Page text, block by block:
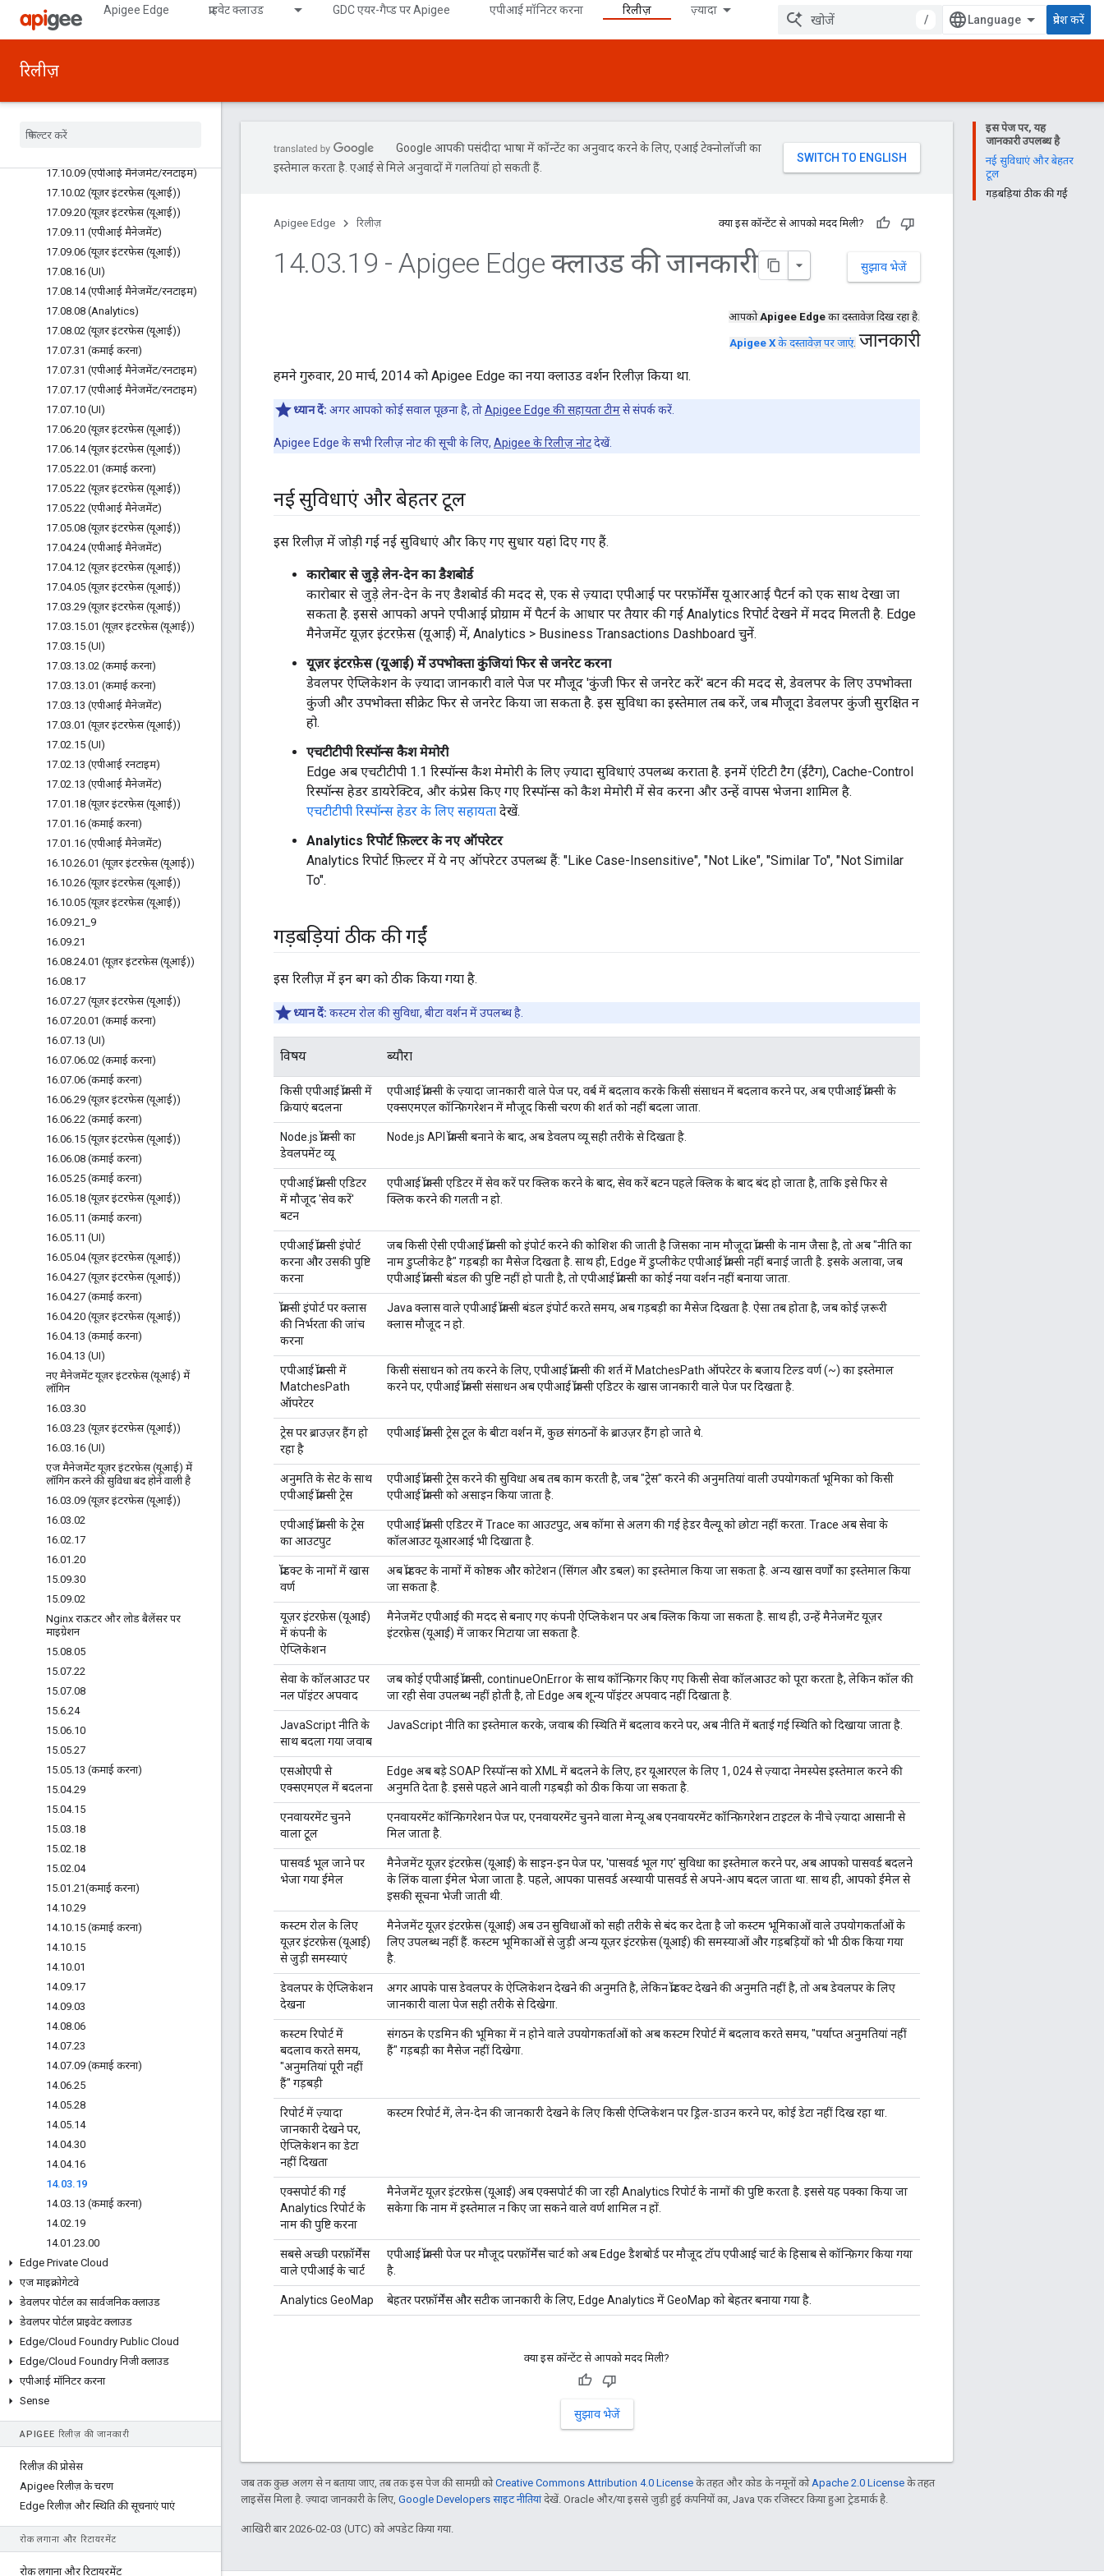
Apigee Edge प्राइवेट क्लाउड GDC एयर-गैप्ड पर Apigee एपीआई मॉनिटर करना रिलीज़ ज़्यादा
/ प्रवेश करें
रिलीज़
18.04.06 (यूज़र इंटरफ़ेस (यूआई))
18.02.14 (यूज़र इंटरफ़ेस (यूआई))
17.11
17.10.09 (एपीआई मैनेजमेंट/रनटाइम)
17.10.02 (यूज़र इंटरफ़ेस (यूआई))
17.09.20 (यूज़र इंटरफ़ेस (यूआई))
17.09.11 (एपीआई मैनेजमेंट)
17.09.06 (यूज़र इंटरफ़ेस (यूआई))
17.08.16 (UI)
17.08.14 (एपीआई मैनेजमेंट/रनटाइम)
17.08.08 (Analytics)
17.08.02 (यूज़र इंटरफ़ेस (यूआई))
17.07.31 (कमाई करना)
17.07.31 (एपीआई मैनेजमेंट/रनटाइम)
17.07.17 (एपीआई मैनेजमेंट/रनटाइम)
17.07.10 (UI)
17.06.20 (यूज़र इंटरफ़ेस (यूआई))
17.06.14 (यूज़र इंटरफ़ेस (यूआई))
17.05.22.01 (कमाई करना)
17.05.22 (यूज़र इंटरफ़ेस (यूआई))
17.05.22 (एपीआई मैनेजमेंट)
17.05.08 (यूज़र इंटरफ़ेस (यूआई))
17.04.24 (एपीआई मैनेजमेंट)
17.04.12 (यूज़र इंटरफ़ेस (यूआई))
17.04.05 (यूज़र इंटरफ़ेस (यूआई))
17.03.29 (यूज़र इंटरफ़ेस (यूआई))
17.03.15.01 (यूज़र इंटरफ़ेस (यूआई))
17.03.15 (UI)
17.03.13.02 (कमाई करना)
17.03.13.01 (कमाई करना)
17.03.13 (एपीआई मैनेजमेंट)
17.03.01 (यूज़र इंटरफ़ेस (यूआई))
17.02.15 (UI)
17.02.13 (एपीआई रनटाइम)
17.02.13 (एपीआई मैनेजमेंट)
17.01 .18 (यूज़र इंटरफ़ेस (यूआई))
17.01 .16 (कमाई करना)
17.01 .16 (एपीआई मैनेजमेंट)
16.10.26.01 (यूज़र इंटरफ़ेस (यूआई))
16.10.26 (यूज़र इंटरफ़ेस (यूआई))
16.10.05 (यूज़र इंटरफ़ेस (यूआई))
16.09.21 9
16.09.21
16.08.24.01 (यूज़र इंटरफ़ेस (यूआई))
16.08.17
16.07.27 (यूज़र इंटरफ़ेस (यूआई))
16.07.20.01 (कमाई करना)
16.07.13 (UI)
16.07.06.02 (कमाई करना)
16.07.06 (कमाई करना)
16.06.29 (यूज़र इंटरफ़ेस (यूआई))
16.06.22 (कमाई करना)
16.06.15 (यूज़र इंटरफ़ेस (यूआई))
16.06.08 (कमाई करना)
16.05.25 (कमाई करना)
16.05.18 (यूज़र इंटरफ़ेस (यूआई))
16.05.11 (कमाई करना)
16.05.11 (UI)
16.05.04 (यूज़र इंटरफ़ेस (यूआई))
16.04.27 (यूज़र इंटरफ़ेस (यूआई))
16.04.27 (कमाई करना)
16.04.20 (यूज़र इंटरफ़ेस (यूआई))
16.04.13 (कमाई करना)
16.04.13 (UI)
नए मैनेजमेंट यूज़र इंटरफ़ेस (यूआई) में
लॉगिन
16.03.30
16.03.23 (यूज़र इंटरफ़ेस (यूआई))
16.03.16 (UI)
एज मैनेजमेंट यूज़र इंटरफ़ेस (यूआई) में
लॉगिन करने की सुविधा बंद होने वाली है
16.03.09 (यूज़र इंटरफ़ेस (यूआई))
16.03.02
16.02.17
16.01 .20
15.09.30
15.09.02
Nginx राऊटर और लोड बैलेंसर पर
माइग्रेशन
15.08.05
15.07.22
15.07.08
15.6.24
15.06.10
15.05.27
15.05.13 (कमाई करना)
15.04.29
15.04.15
15.03.18
15.02.18
15.02.04
15.01 .21(कमाई करना)
14.10.29
14.10.15 (कमाई करना)
14.10.15
14.10.01
14.09.17
14.09.03
14.08.06
14.07.23
14.07.09 (कमाई करना)
14.06.25
14.05.28
14.05.14
14.04.30
14.04.16
14.03.19
14.03.13 (कमाई करना)
14.02.19
14.01 .23.00
Edge Private Cloud
एज माइक्रोगेटवे
डेवलपर पोर्टल का सार्वजनिक क्लाउड
डेवलपर पोर्टल प्राइवेट क्लाउड
Edge/Cloud Foundry Public Cloud
Edge/Cloud Foundry निजी क्लाउड
एपीआई मॉनिटर करना
Sense
APIGEE रिलीज़ की जानकारी
रिलीज़ की प्रोसेस
Apigee रिलीज़ के चरण
Edge रिलीज़ और स्थिति की सूचनाएं पाएं
रोक लगाना और रिटायरमेंट
रोक लगाना और रिटायरमेंट
इस पेज पर, यह
जानकारी उपलब्ध है
नई सुविधाएं और बेहतर
टूल
गड़बड़ियां ठीक की गईं
Google आपकी पसंदीदा भाषा में कॉन्टेंट का अनुवाद करने के लिए, एआई टेक्नोलॉजी का
इस्तेमाल करता है. एआई से मिले अनुवादों में गलतियां हो सकती हैं.
Apigee Edge रिलीज़ क्या इस कॉन्टेंट से आपको मदद मिली?
सुझाव भेजें
14.03.19 - Apigee Edge क्लाउड की जानकारी
आपकोApigee Edge का दस्तावेज़ दिख रहा है.
Apigee X के दस्तावेज़ पर जाएं. जानकारी
हमने गुरुवार, 20 मार्च, 2014 को Apigee Edge का नया क्लाउड वर्शन रिलीज़ किया था.
ध्यान दें: अगर आपको कोई सवाल पूछना है, तोApigee Edge की सहायता टीमसे संपर्क करें.
Apigee Edge के सभी रिलीज़ नोट की सूची के लिए, Apigee के रिलीज़ नोटदेखें.
नई सुविधाएं और बेहतर टूल
इस रिलीज़ में जोड़ी गई नई सुविधाएं और किए गए सुधार यहां दिए गए हैं.
कारोबार से जुड़े लेन-देन का डैशबोर्ड
कारोबार से जुड़े लेन-देन के नए डैशबोर्ड की मदद से, एक से ज़्यादा एपीआई पर परफ़ॉर्मेंस यूआरआई पैटर्न को एक साथ देखा जा
सकता है. इससे आपको अपने एपीआई प्रोग्राम में पैटर्न के आधार पर तैयार की गई Analytics रिपोर्ट देखने में मदद मिलती है. Edge
मैनेजमेंट यूज़र इंटरफ़ेस (यूआई) में, Analytics > Business Transactions Dashboard चुनें.
यूज़र इंटरफ़ेस (यूआई) में उपभोक्ता कुंजियां फिर से जनरेट करना
डेवलपर ऐप्लिकेशन के ज़्यादा जानकारी वाले पेज पर मौजूद 'कुंजी फिर से जनरेट करें' बटन की मदद से, डेवलपर के लिए उपभोक्ता
कुंजी और उपभोक्ता सीक्रेट फिर से जनरेट किया जा सकता है. इस सुविधा का इस्तेमाल तब करें, जब मौजूदा डेवलपर कुंजी सुरक्षित न
हो.
एचटीटीपी रिस्पॉन्स कैश मेमोरी
Edge अब एचटीटीपी 1.1 रिस्पॉन्स कैश मेमोरी के लिए ज़्यादा सुविधाएं उपलब्ध कराता है. इनमें एंटिटी टैग (ईटैग), Cache-Control
रिस्पॉन्स हेडर डायरेक्टिव, और कंप्रेस किए गए रिस्पॉन्स को कैश मेमोरी में सेव करना और उन्हें वापस भेजना शामिल है.
एचटीटीपी रिस्पॉन्स हेडर के लिए सहायता देखें.
Analytics रिपोर्ट फ़िल्टर के नए ऑपरेटर
Analytics रिपोर्ट फ़िल्टर में ये नए ऑपरेटर उपलब्ध हैं: "Like Case-Insensitive", "Not Like", "Similar To", "Not Similar
To".
गड़बड़ियां ठीक की गईं
इस रिलीज़ में इन बग को ठीक किया गया है.
ध्यान दें: कस्टम रोल की सुविधा, बीटा वर्शन में उपलब्ध है.
विषय ब्यौरा
किसी एपीआई प्रॉक्सी में
क्रियाएं बदलना
एपीआई प्रॉक्सी के ज़्यादा जानकारी वाले पेज पर, वर्ब में बदलाव करके किसी संसाधन में बदलाव करने पर, अब एपीआई प्रॉक्सी के
एक्सएमएल कॉन्फ़िगरेशन में मौजूद किसी चरण की शर्त को नहीं बदला जाता.
Node.js प्रॉक्सी का
डेवलपमेंट व्यू
Node.js API प्रॉक्सी बनाने के बाद, अब डेवलप व्यू सही तरीके से दिखता है.
एपीआई प्रॉक्सी एडिटर
में मौजूद 'सेव करें'
बटन
एपीआई प्रॉक्सी एडिटर में सेव करें पर क्लिक करने के बाद, सेव करें बटन पहले क्लिक के बाद बंद हो जाता है, ताकि इसे फिर से
क्लिक करने की गलती न हो.
एपीआई प्रॉक्सी इंपोर्ट
करना और उसकी पुष्टि
करना
जब किसी ऐसी एपीआई प्रॉक्सी को इंपोर्ट करने की कोशिश की जाती है जिसका नाम मौजूदा प्रॉक्सी के नाम जैसा है, तो अब "नीति का
नाम डुप्लीकेट है" गड़बड़ी का मैसेज दिखता है. साथ ही, Edge में डुप्लीकेट एपीआई प्रॉक्सी नहीं बनाई जाती है. इसके अलावा, जब
एपीआई प्रॉक्सी बंडल की पुष्टि नहीं हो पाती है, तो एपीआई प्रॉक्सी का कोई नया वर्शन नहीं बनाया जाता.
प्रॉक्सी इंपोर्ट पर क्लास
की निर्भरता की जांच
करना
Java क्लास वाले एपीआई प्रॉक्सी बंडल इंपोर्ट करते समय, अब गड़बड़ी का मैसेज दिखता है. ऐसा तब होता है, जब कोई ज़रूरी
क्लास मौजूद न हो.
एपीआई प्रॉक्सी में
MatchesPath
ऑपरेटर
किसी संसाधन को तय करने के लिए, एपीआई प्रॉक्सी की शर्त में MatchesPath ऑपरेटर के बजाय टिल्ड वर्ण (~) का इस्तेमाल
करने पर, एपीआई प्रॉक्सी संसाधन अब एपीआई प्रॉक्सी एडिटर के खास जानकारी वाले पेज पर दिखता है.
ट्रेस पर ब्राउज़र हैंग हो
रहा है
एपीआई प्रॉक्सी ट्रेस टूल के बीटा वर्शन में, कुछ संगठनों के ब्राउज़र हैंग हो जाते थे.
अनुमति के सेट के साथ
एपीआई प्रॉक्सी ट्रेस
एपीआई प्रॉक्सी ट्रेस करने की सुविधा अब तब काम करती है, जब "ट्रेस" करने की अनुमतियां वाली उपयोगकर्ता भूमिका को किसी
एपीआई प्रॉक्सी को असाइन किया जाता है.
एपीआई प्रॉक्सी के ट्रेस
का आउटपुट
एपीआई प्रॉक्सी एडिटर में Trace का आउटपुट, अब कॉमा से अलग की गई हेडर वैल्यू को छोटा नहीं करता. Trace अब सेवा के
कॉलआउट यूआरआई भी दिखाता है.
प्रॉडक्ट के नामों में खास
वर्ण
अब प्रॉडक्ट के नामों में कोष्ठक और कोटेशन (सिंगल और डबल) का इस्तेमाल किया जा सकता है. अन्य खास वर्णों का इस्तेमाल किया
जा सकता है.
यूज़र इंटरफ़ेस (यूआई)
में कंपनी के
ऐप्लिकेशन
मैनेजमेंट एपीआई की मदद से बनाए गए कंपनी ऐप्लिकेशन पर अब क्लिक किया जा सकता है. साथ ही, उन्हें मैनेजमेंट यूज़र
इंटरफ़ेस (यूआई) में जाकर मिटाया जा सकता है.
सेवा के कॉलआउट पर
नल पॉइंटर अपवाद
जब कोई एपीआई प्रॉक्सी, continueOnError के साथ कॉन्फ़िगर किए गए किसी सेवा कॉलआउट को पूरा करता है, लेकिन कॉल की
जा रही सेवा उपलब्ध नहीं होती है, तो Edge अब शून्य पॉइंटर अपवाद नहीं दिखाता है.
JavaScript नीति के
साथ बदला गया जवाब
JavaScript नीति का इस्तेमाल करके, जवाब की स्थिति में बदलाव करने पर, अब नीति में बताई गई स्थिति को दिखाया जाता है.
एसओएपी से
एक्सएमएल में बदलना
Edge अब बड़े SOAP रिस्पॉन्स को XML में बदलने के लिए, हर यूआरएल के लिए 1, 024 से ज़्यादा नेमस्पेस इस्तेमाल करने की
अनुमति देता है. इससे पहले आने वाली गड़बड़ी को ठीक किया जा सकता है.
एनवायरमेंट चुनने
वाला टूल
एनवायरमेंट कॉन्फ़िगरेशन पेज पर, एनवायरमेंट चुनने वाला मेन्यू अब एनवायरमेंट कॉन्फ़िगरेशन टाइटल के नीचे ज़्यादा आसानी से
मिल जाता है.
पासवर्ड भूल जाने पर
भेजा गया ईमेल
मैनेजमेंट यूज़र इंटरफ़ेस (यूआई) के साइन-इन पेज पर, 'पासवर्ड भूल गए' सुविधा का इस्तेमाल करने पर, अब आपको पासवर्ड बदलने
के लिंक वाला ईमेल भेजा जाता है. पहले, आपका पासवर्ड अस्थायी पासवर्ड से अपने-आप बदल जाता था. साथ ही, आपको ईमेल से
इसकी सूचना भेजी जाती थी.
कस्टम रोल के लिए
यूज़र इंटरफ़ेस (यूआई)
से जुड़ी समस्याएं
मैनेजमेंट यूज़र इंटरफ़ेस (यूआई) अब उन सुविधाओं को सही तरीके से बंद कर देता है जो कस्टम भूमिकाओं वाले उपयोगकर्ताओं के
लिए उपलब्ध नहीं हैं. कस्टम भूमिकाओं से जुड़ी अन्य यूज़र इंटरफ़ेस (यूआई) की समस्याओं और गड़बड़ियों को भी ठीक किया गया
है.
डेवलपर के ऐप्लिकेशन
देखना
अगर आपके पास डेवलपर के ऐप्लिकेशन देखने की अनुमति है, लेकिन प्रॉडक्ट देखने की अनुमति नहीं है, तो अब डेवलपर के लिए
जानकारी वाला पेज सही तरीके से दिखेगा.
कस्टम रिपोर्ट में
बदलाव करते समय,
"अनुमतियां पूरी नहीं
हैं" गड़बड़ी
संगठन के एडमिन की भूमिका में न होने वाले उपयोगकर्ताओं को अब कस्टम रिपोर्ट में बदलाव करते समय, "पर्याप्त अनुमतियां नहीं
हैं" गड़बड़ी का मैसेज नहीं दिखेगा.
रिपोर्ट में ज़्यादा
जानकारी देखने पर,
ऐप्लिकेशन का डेटा
नहीं दिखता
कस्टम रिपोर्ट में, लेन-देन की जानकारी देखने के लिए किसी ऐप्लिकेशन पर ड्रिल-डाउन करने पर, कोई डेटा नहीं दिख रहा था.
एक्सपोर्ट की गई
Analytics रिपोर्ट के
नाम की पुष्टि करना
मैनेजमेंट यूज़र इंटरफ़ेस (यूआई) अब एक्सपोर्ट की जा रही Analytics रिपोर्ट के नामों की पुष्टि करता है. इससे यह पक्का किया जा
सकेगा कि नाम में इस्तेमाल न किए जा सकने वाले वर्ण शामिल न हों.
सबसे अच्छी परफ़ॉर्मेंस
वाले एपीआई के चार्ट
एपीआई प्रॉक्सी पेज पर मौजूद परफ़ॉर्मेंस चार्ट को अब Edge डैशबोर्ड पर मौजूद टॉप एपीआई चार्ट के हिसाब से कॉन्फ़िगर किया गया
है.
Analytics GeoMap बेहतर परफ़ॉर्मेंस और सटीक जानकारी के लिए, Edge Analytics में GeoMap को बेहतर बनाया गया है.
क्या इस कॉन्टेंट से आपको मदद मिली?
सुझाव भेजें
जब तक कुछ अलग से न बताया जाए, तब तक इस पेज की सामग्री कोCreative Commons Attribution 4.0 License के तहत और कोड के नमूनों कोApache 2.0 License के तहत
लाइसेंस मिला है. ज़्यादा जानकारी के लिए, Google Developers साइट नीतियांदेखें. Oracle और/या इससे जुड़ी हुई कंपनियों का, Java एक रजिस्टर किया हुआ ट्रेडमार्क है.
आखिरी बार 2026-02-03 (UTC) को अपडेट किया गया.